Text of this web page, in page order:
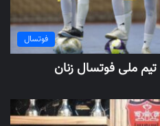
فوتسال
تیم ملی فوتسال زنان